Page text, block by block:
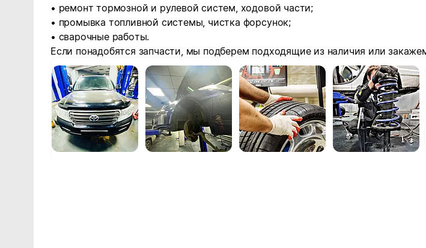
• ремонт тормозной и рулевой систем, ходовой части;
• промывка топливной системы, чистка форсунок;
• сварочные работы.
Если понадобятся запчасти, мы подберем подходящие из наличия или